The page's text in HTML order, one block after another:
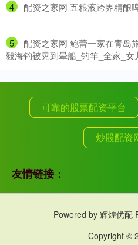
4 配资之家网 五粮液跨界精酿
5
配资之家网 鲍蕾一家在青岛
毅海钓被晃到晕船_钓竿_全家_女
可靠的股票配资平台
炒股配资
友情链接：
Powered by 辉煌优配
Copyright ©